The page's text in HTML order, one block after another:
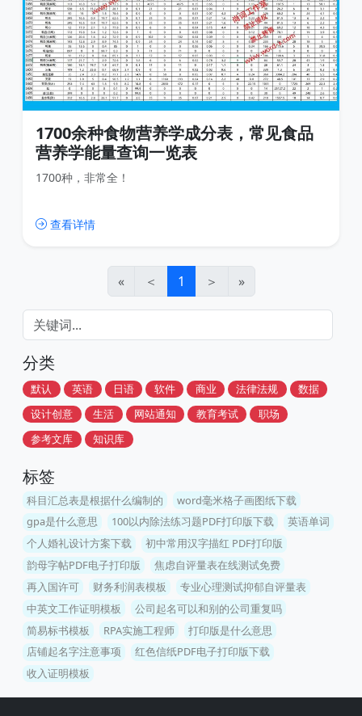
1700余种食物营养学成分表，常见食品
营养学能量查询一览表
1700种，非常全！
查看详情
« ＜ 1 ＞ »
分类
默认 英语 日语 软件 商业 法律法规
数据
设计创意
生活 网站通知 教育考试
职场
参考文库
知识库
标签
科目汇总表是根据什么编制的
word毫米格子画图纸下载
gpa是什么意思
100以内除法练习题PDF打印版下载
英语单词
个人婚礼设计方案下载
初中常用汉字描红 PDF打印版
韵母字帖PDF电子打印版
焦虑自评量表在线测试免费
再入国许可
财务利润表模板
专业心理测试抑郁自评量表
中英文工作证明模板
公司起名可以和别的公司重复吗
简易标书模板
RPA实施工程师
打印版是什么意思
店铺起名字注意事项
红色信纸PDF电子打印版下载
收入证明模板